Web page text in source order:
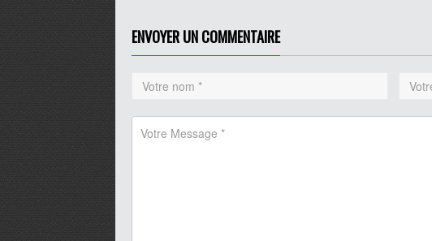
ENVOYER UN COMMENTAIRE